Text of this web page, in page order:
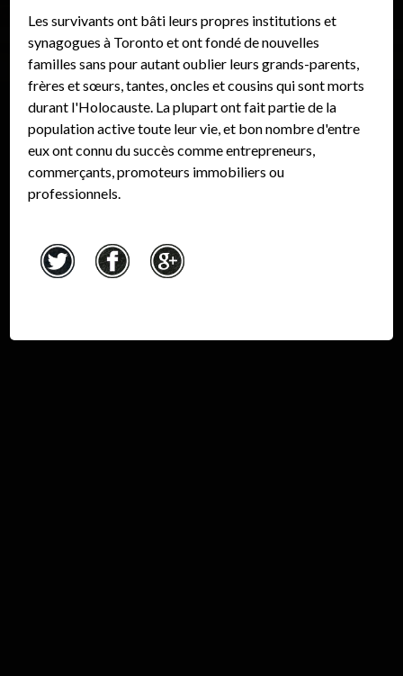
Les survivants ont bâti leurs propres institutions et
synagogues à Toronto et ont fondé de nouvelles
familles sans pour autant oublier leurs grands-parents,
frères et sœurs, tantes, oncles et cousins qui sont morts
durant l'Holocauste. La plupart ont fait partie de la
population active toute leur vie, et bon nombre d'entre
eux ont connu du succès comme entrepreneurs,
commerçants, promoteurs immobiliers ou
professionnels.